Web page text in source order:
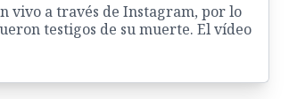
vivo a través de Instagram, por lo
testigos de su muerte. El vídeo